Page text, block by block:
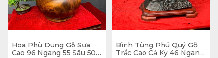
Hoa Phù Dung Gỗ Sưa
Cao 96 Ngang 55 Sâu 50
Bình Tùng Phú Quý Gỗ
Trắc Cao Cả Kỷ 46 Ngang